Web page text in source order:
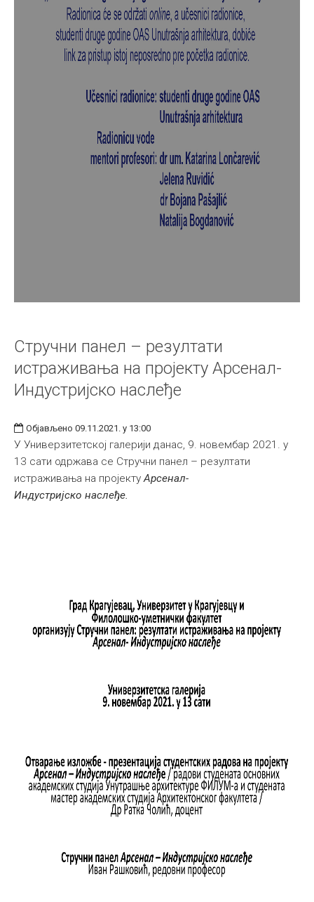
Стручни панел – резултати
истраживања на пројекту Арсенал-
Индустријско наслеђе
Објављено 09.11.2021. у 13:00
У Универзитетској галерији данас, 9. новембар 2021. у
13 сати одржава се Стручни панел – резултати
истраживања на пројектуАрсенал-
Индустријско наслеђе.